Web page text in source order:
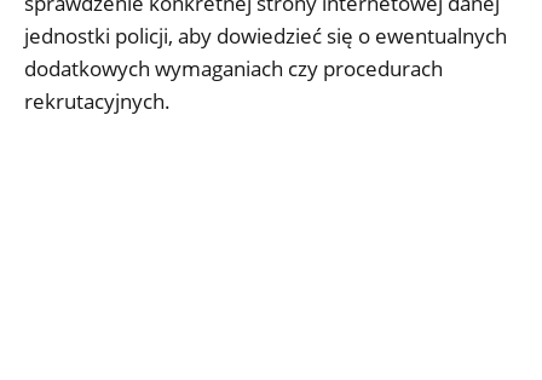
jednostki policji, aby dowiedzieć się o ewentualnych
dodatkowych wymaganiach czy procedurach
rekrutacyjnych.